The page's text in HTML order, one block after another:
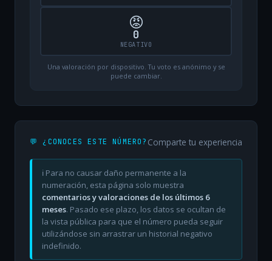
😡
0
NEGATIVO
Una valoración por dispositivo. Tu voto es anónimo y se
puede cambiar.
💬 ¿CONOCES ESTE NÚMERO? Comparte tu experiencia
ℹ️ Para no causar daño permanente a la
numeración, esta página solo muestra
comentarios y valoraciones de los últimos 6
meses. Pasado ese plazo, los datos se ocultan de
la vista pública para que el número pueda seguir
utilizándose sin arrastrar un historial negativo
indefinido.